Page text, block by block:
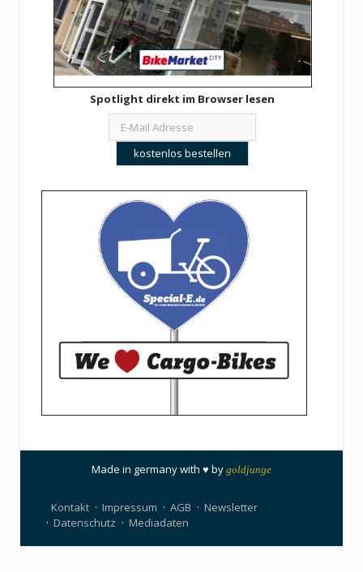
Spotlight direkt im Browser lesen
Made in germany with ♥ by goldjunge
Kontakt Impressum AGB
Newsletter
Datenschutz
Mediadaten